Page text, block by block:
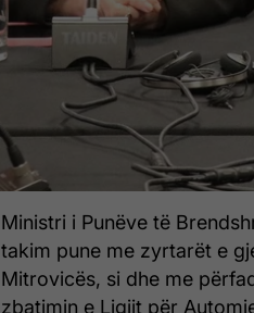
Ministri i Punëve të
takim pune me zyrtarët e
Mitrovicës, si dhe me
zbatimin e Ligjit për